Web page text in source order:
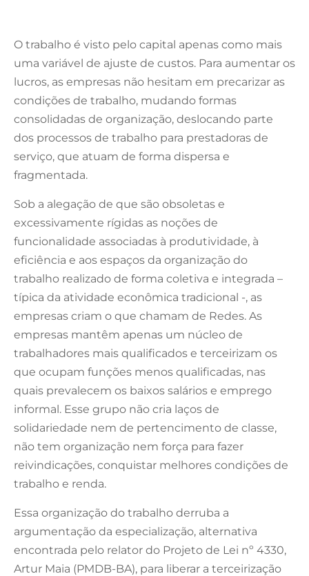
O trabalho é visto pelo capital apenas como mais
uma variável de ajuste de custos. Para aumentar os
lucros, as empresas não hesitam em precarizar as
condições de trabalho, mudando formas
consolidadas de organização, deslocando parte
dos processos de trabalho para prestadoras de
serviço, que atuam de forma dispersa e
fragmentada.
Sob a alegação de que são obsoletas e
excessivamente rígidas as noções de
funcionalidade associadas à produtividade, à
eficiência e aos espaços da organização do
trabalho realizado de forma coletiva e integrada –
típica da atividade econômica tradicional -, as
empresas criam o que chamam de Redes. As
empresas mantêm apenas um núcleo de
trabalhadores mais qualificados e terceirizam os
que ocupam funções menos qualificadas, nas
quais prevalecem os baixos salários e emprego
informal. Esse grupo não cria laços de
solidariedade nem de pertencimento de classe,
não tem organização nem força para fazer
reivindicações, conquistar melhores condições de
trabalho e renda.
Essa organização do trabalho derruba a
argumentação da especialização, alternativa
encontrada pelo relator do Projeto de Lei nº 4330,
Artur Maia (PMDB-BA), para liberar a terceirização